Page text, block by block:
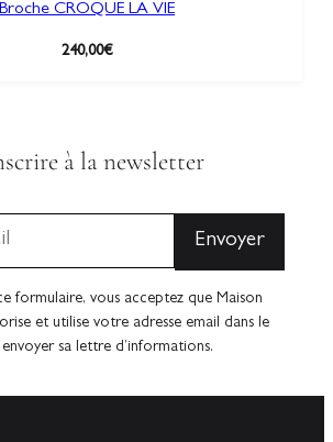
Broche CROQUE LA VIE
240,00€
à la newsletter
formulaire, vous acceptez que Maison
et utilise votre adresse email dans le
sa lettre d’informations.